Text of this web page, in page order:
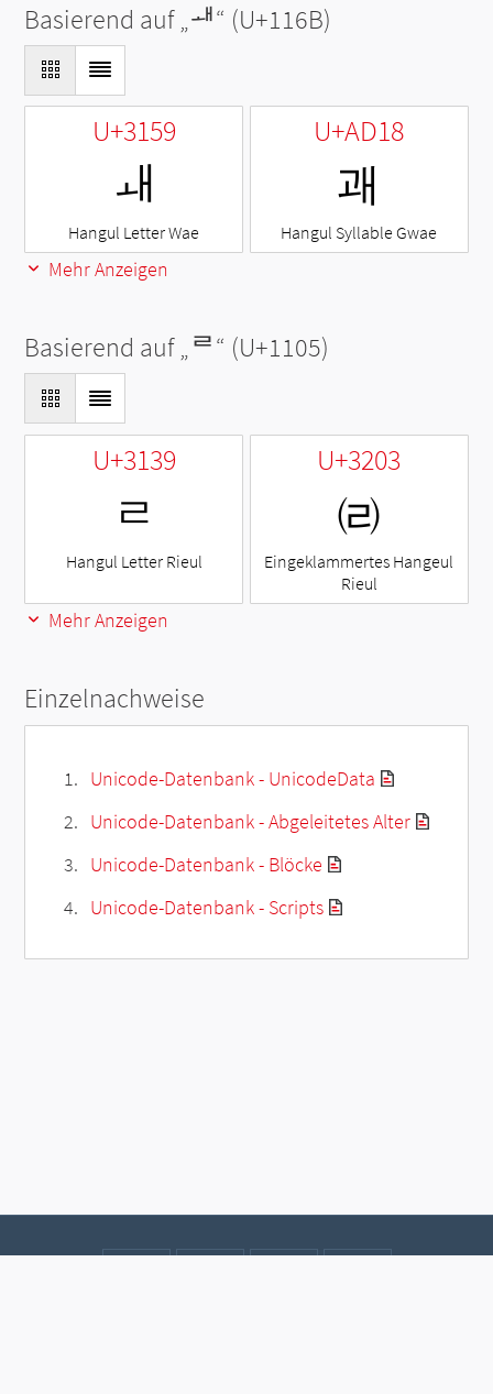
Basierend auf „ᅫ“ (U+116B)
U+3159
ㅙ
Hangul Letter Wae
U+AD18
괘
Hangul Syllable Gwae
Mehr Anzeigen
Basierend auf „ᄅ“ (U+1105)
U+3139
ㄹ
Hangul Letter Rieul
U+3203
㈃
Eingeklammertes Hangeul
Rieul
Mehr Anzeigen
Einzelnachweise
Unicode-Datenbank - UnicodeData
Unicode-Datenbank - Abgeleitetes Alter
Unicode-Datenbank - Blöcke
Unicode-Datenbank - Scripts